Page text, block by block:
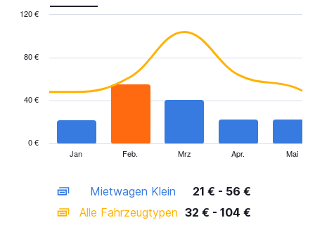
has
displaying
categories.
Jan Feb. Mrz Apr. Mai
0 €
40 €
80 €
120 €
Mietwagen Klein
21 € - 56 €
Alle Fahrzeugtypen 32 € - 104 €